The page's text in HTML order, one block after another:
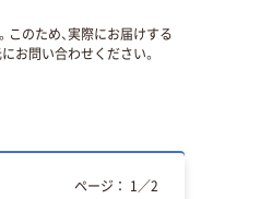
このため、実際にお届けする
お問い合わせください。
ページ： 1／2